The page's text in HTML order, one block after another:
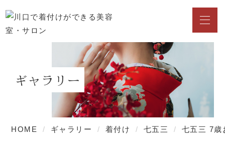
ギャラリー
HOME ギャラリー 着付け 七五三 七五三 7歳